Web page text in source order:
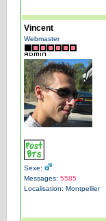
Vincent
Webmaster
Sexe:
Messages: 5585
Localisation: Montpellier